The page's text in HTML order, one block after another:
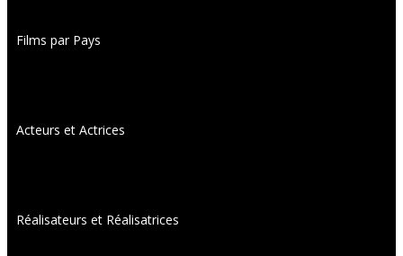
Films par Pays
Acteurs et Actrices
Réalisateurs et Réalisatrices